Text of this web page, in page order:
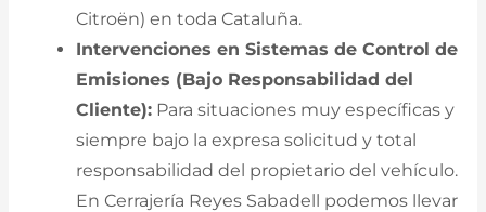
Citroën) en toda Cataluña.
Intervenciones en Sistemas de Control de
Emisiones (Bajo Responsabilidad del
Cliente): Para situaciones muy específicas y
siempre bajo la expresa solicitud y total
responsabilidad del propietario del vehículo.
En Cerrajería Reyes Sabadell podemos llevar